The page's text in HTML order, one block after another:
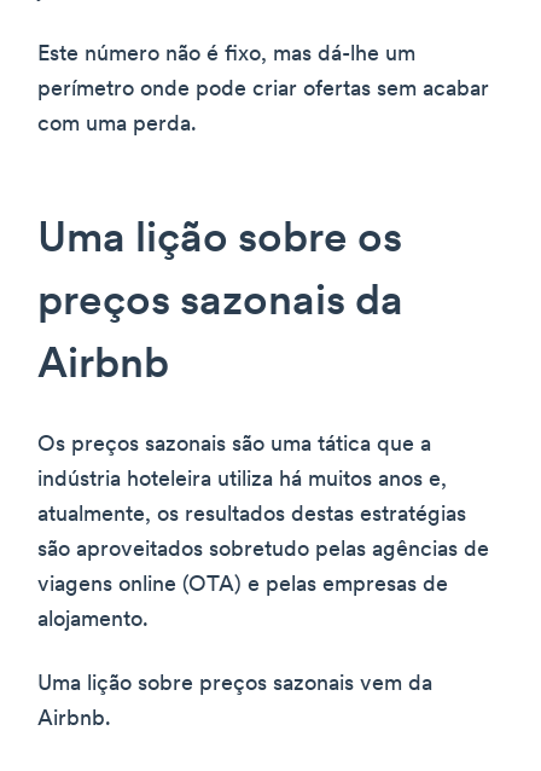
Este número não é fixo, mas dá-lhe um
perímetro onde pode criar ofertas sem acabar
com uma perda.
Uma lição sobre os
preços sazonais da
Airbnb
Os preços sazonais são uma tática que a
indústria hoteleira utiliza há muitos anos e,
atualmente, os resultados destas estratégias
são aproveitados sobretudo pelas agências de
viagens online (OTA) e pelas empresas de
alojamento.
Uma lição sobre preços sazonais vem da
Airbnb.